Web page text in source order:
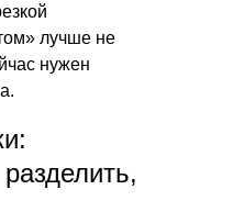
лучше не
нужен